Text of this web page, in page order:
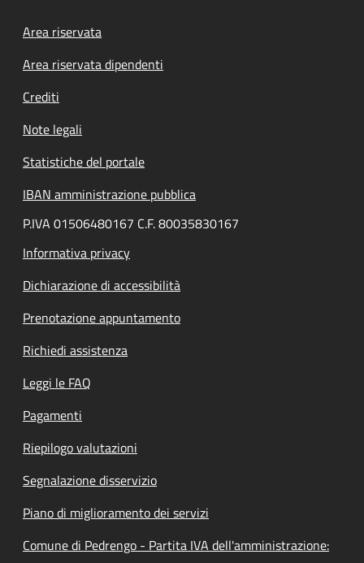
Footer menu
Area riservata
Area riservata dipendenti
Crediti
Note legali
Statistiche del portale
IBAN amministrazione pubblica
P.IVA 01506480167 C.F. 80035830167
Informativa privacy
Dichiarazione di accessibilità
Prenotazione appuntamento
Richiedi assistenza
Leggi le FAQ
Pagamenti
Riepilogo valutazioni
Segnalazione disservizio
Piano di miglioramento dei servizi
Comune di Pedrengo - Partita IVA dell'amministrazione: